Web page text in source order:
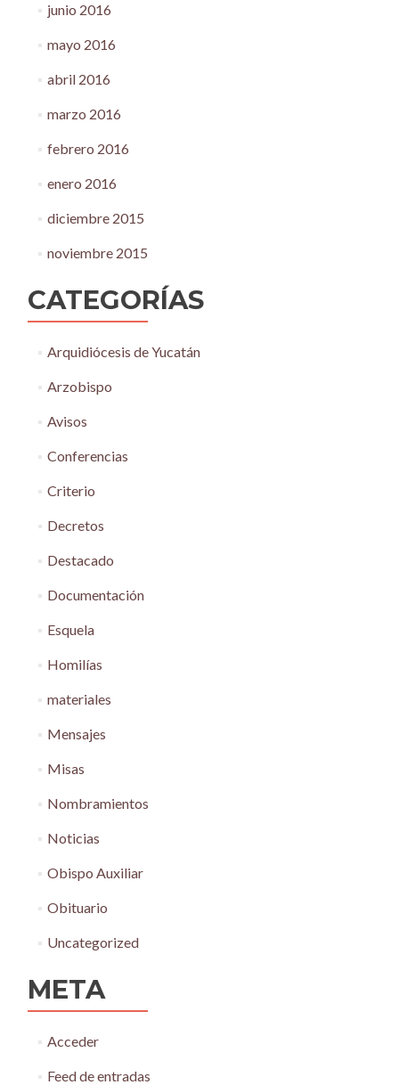
junio 2016
mayo 2016
abril 2016
marzo 2016
febrero 2016
enero 2016
diciembre 2015
noviembre 2015
CATEGORÍAS
Arquidiócesis de Yucatán
Arzobispo
Avisos
Conferencias
Criterio
Decretos
Destacado
Documentación
Esquela
Homilías
materiales
Mensajes
Misas
Nombramientos
Noticias
Obispo Auxiliar
Obituario
Uncategorized
META
Acceder
Feed de entradas